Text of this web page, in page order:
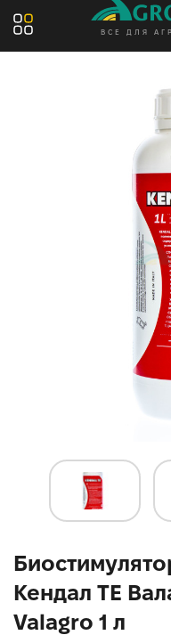
ВСЕ ДЛЯ
Кендал ТЕ
Valagro 1 л